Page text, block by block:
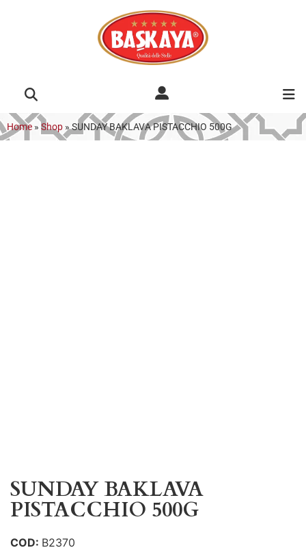
Home » Shop »SUNDAY BAKLAVA PISTACCHIO 500G
SUNDAY BAKLAVA
PISTACCHIO 500G
COD: B2370